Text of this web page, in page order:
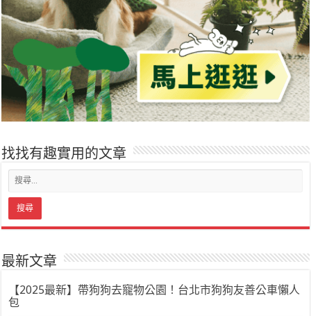
找找有趣實用的文章
最新文章
【2025最新】帶狗狗去寵物公園！台北市狗狗友善公車懶人
包